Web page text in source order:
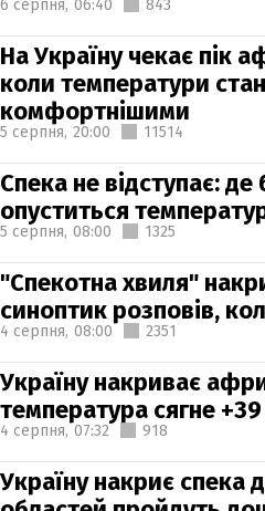
6 серпня, 06:40 843
На Україну чекає пік
коли температури
комфортнішими
5 серпня, 20:00 11514
Спека не відступає:
опуститься
5 серпня, 08:00 1325
"Спекотна хвиля"
синоптик розповів,
4 серпня, 08:00 2351
Україну накриває
температура сягне +39
4 серпня, 07:32 918
Україну накриє спека